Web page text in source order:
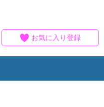
お気に入り登録